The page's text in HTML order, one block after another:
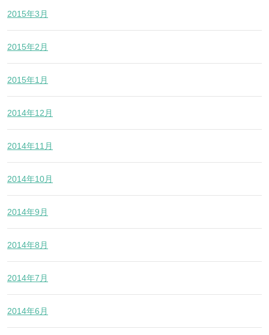
2015年3月
2015年2月
2015年1月
2014年12月
2014年11月
2014年10月
2014年9月
2014年8月
2014年7月
2014年6月